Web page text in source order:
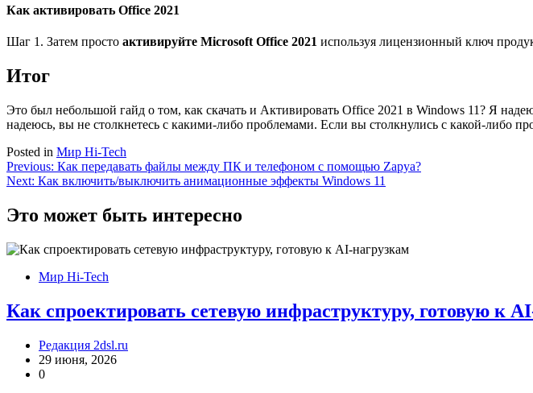
Как активировать Office 2021
Шаг 1. Затем просто активируйте Microsoft Office 2021 используя лицензионный ключ
Итог
Это был небольшой гайд о том, как скачать и Активировать Office 2021 в Windows 11? Я
надеюсь, вы не столкнетесь с какими-либо проблемами. Если вы столкнулись с какой-либо
Posted in Мир Hi-Tech
Навигация
по
записям
Previous: Как передавать файлы между ПК и телефоном с помощью Zapya?
Next: Как включить/выключить анимационные эффекты Windows 11
Это может быть интересно
Мир Hi-Tech
Как спроектировать сетевую инфраструктуру, готовую к
Редакция 2dsl.ru
29 июня, 2026
0